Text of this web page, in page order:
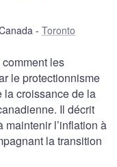
Toronto
les
le protectionnisme
la croissance de la
Il décrit
l’inflation à
la transition